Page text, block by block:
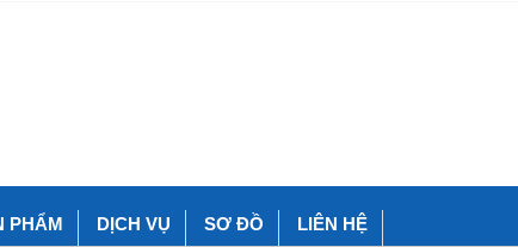
PHẨM DỊCH VỤ SƠ ĐỒ LIÊN HỆ